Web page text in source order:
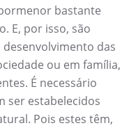
bastante
E, por isso, são
das
ou em família,
É necessário
ser estabelecidos
Pois estes têm,